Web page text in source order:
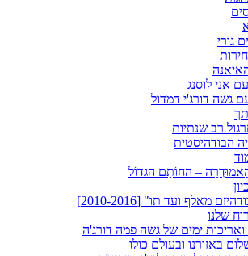
גורי
אני לוסנג
גשה דורג'י דמדול
רב שנתיות
הבודהיסטית
– החוֹתָם הגדוֹל
מאלף ועד תו" [2010-2016]
שלנו
ואריכות ימים של גשה פמה דורג'ה
באזורנו ובעולם כולו